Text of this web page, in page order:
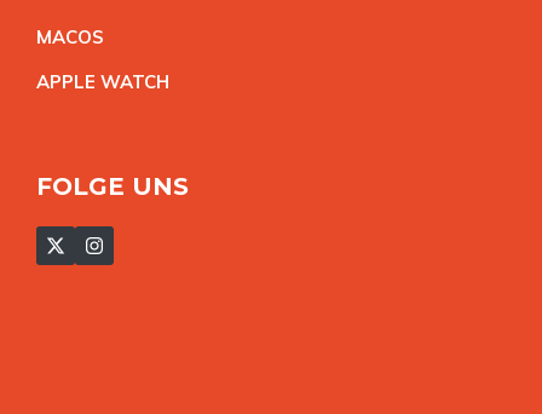
MACOS
APPLE WATCH
FOLGE UNS